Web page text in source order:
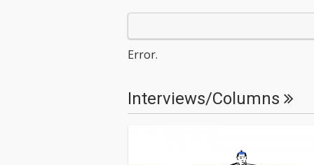
特に感じられ、音とな
Error.
Interviews/Columns